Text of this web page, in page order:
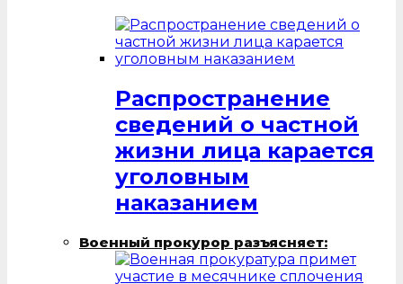
Распространение
сведений о частной
жизни лица карается
уголовным
наказанием
Военный прокурор разъясняет: